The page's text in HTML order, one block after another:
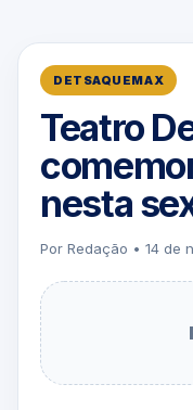
DETSAQUEMAX
Teatro
nesta
Por Redação • 14 de